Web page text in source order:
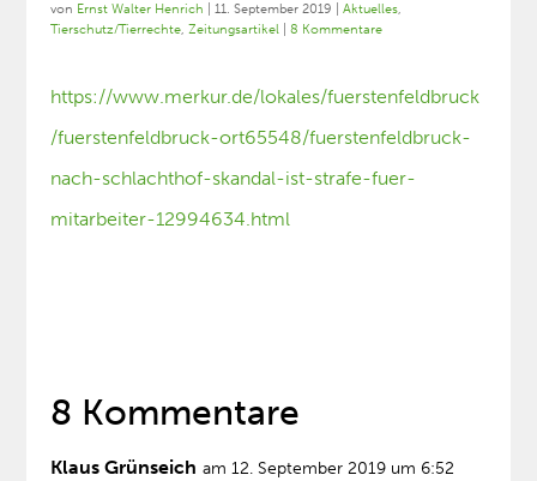
von Ernst Walter Henrich |11. September 2019 |Aktuelles,
Tierschutz/Tierrechte,Zeitungsartikel |8 Kommentare
https://www.merkur.de/lokales/fuerstenfeldbruck
/fuerstenfeldbruck-ort65548/fuerstenfeldbruck-
nach-schlachthof-skandal-ist-strafe-fuer-
mitarbeiter-12994634.html
8 Kommentare
Klaus Grünseich am 12. September 2019 um 6:52